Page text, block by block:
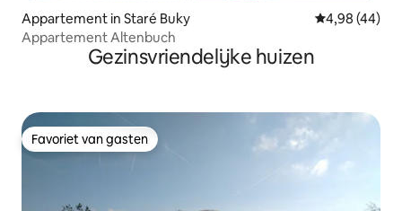
Appartement in Staré Buky Gemiddelde
4,98 (44)
Appartement Altenbuch
Gezinsvriendelijke huizen
Favoriet van gasten
Favoriet van gasten